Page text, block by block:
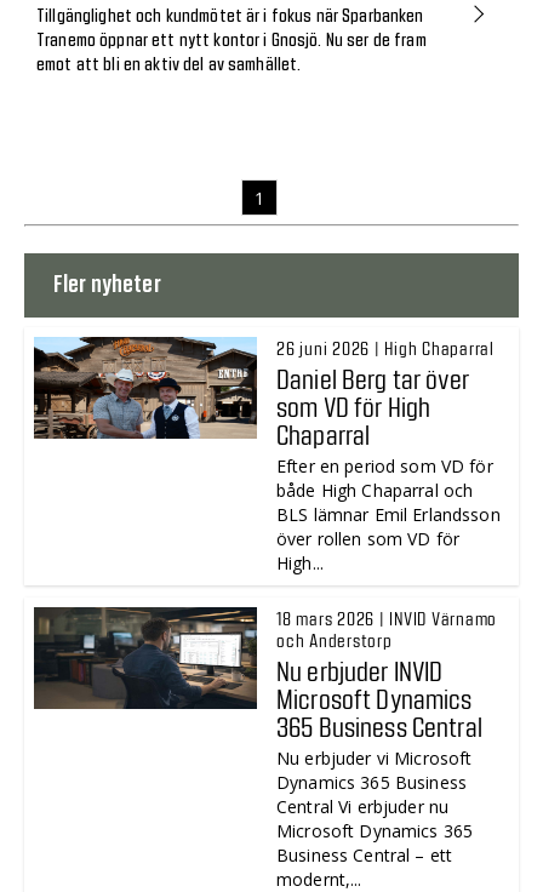
Tillgänglighet och kundmötet är i fokus när Sparbanken
Tranemo öppnar ett nytt kontor i Gnosjö. Nu ser de fram
emot att bli en aktiv del av samhället.
1
Fler nyheter
26 juni 2026 | High Chaparral
Daniel Berg tar över
som VD för High
Chaparral
Efter en period som VD för
både High Chaparral och
BLS lämnar Emil Erlandsson
över rollen som VD för
High...
18 mars 2026 | INVID Värnamo
och Anderstorp
Nu erbjuder INVID
Microsoft Dynamics
365 Business Central
Nu erbjuder vi Microsoft
Dynamics 365 Business
Central Vi erbjuder nu
Microsoft Dynamics 365
Business Central – ett
modernt,...